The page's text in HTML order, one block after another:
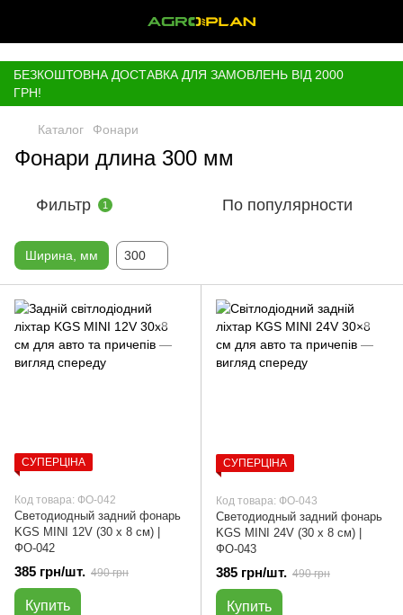
БЕЗКОШТОВНА ДОСТАВКА ДЛЯ ЗАМОВЛЕНЬ ВІД 2000
ГРН!
Каталог Фонари
Фонари длина 300 мм
Фильтр 1 По популярности
Ширина, мм 300
СУПЕРЦІНА
Код товара: ФО-042
Светодиодный задний фонарь
KGS MINI 12V (30 х 8 см) |
ФО-042
385 грн/шт. 490 грн
Купить
СУПЕРЦІНА
Код товара: ФО-043
Светодиодный задний фонарь
KGS MINI 24V (30 х 8 см) |
ФО-043
385 грн/шт. 490 грн
Купить